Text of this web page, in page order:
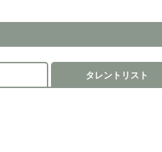
タレントリスト